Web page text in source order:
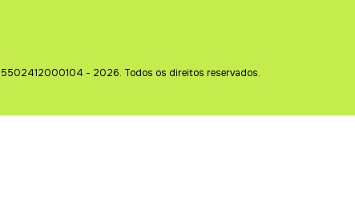
- 2026. Todos os direitos reservados.